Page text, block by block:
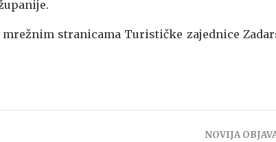
stranicama Turističke zajednice
NOVIJA